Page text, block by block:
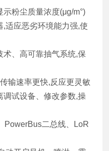
粉尘质量浓度(μg/m°)
适应恶劣环境能力强,使
术、高可靠抽气系统,保
输速率更快,反应更灵敏
调试设备、修改参数,操
PowerBus二总线、LoR